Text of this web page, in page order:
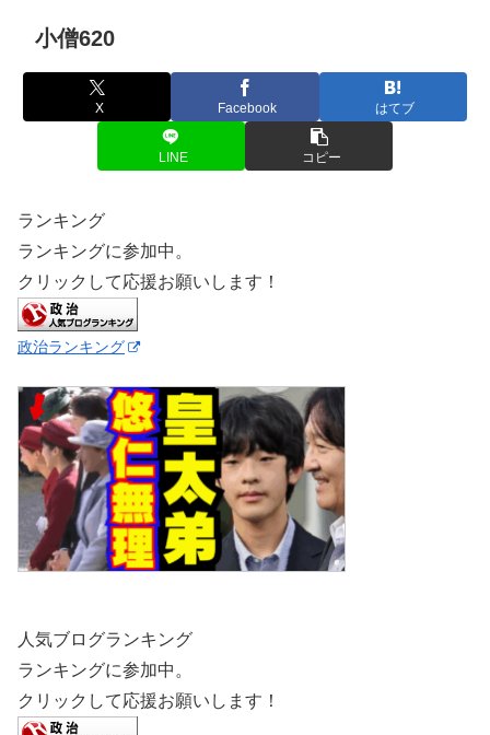
小僧620
X Facebook はてブ
LINE コピー
ランキング
ランキングに参加中。
クリックして応援お願いします！
政治ランキング
人気ブログランキング
ランキングに参加中。
クリックして応援お願いします！